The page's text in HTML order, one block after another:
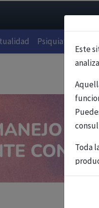
Psiquiatría
Este
Toda